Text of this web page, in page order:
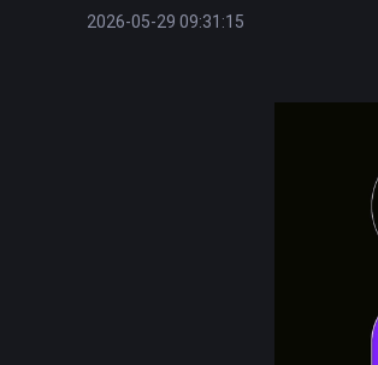
2026-05-29 09:31:15